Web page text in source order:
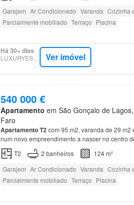
Garajem Ar Condicionado Varanda Cozinha
Parcialmente mobiliado Terraço Piscina
Há 30+ dias
LUXURYESTATE Ver imóvel
540 000 €
Apartamento em São Gonçalo de
Faro
ApartamentoT2com 95 m2, varanda de 29
num novo empreendimento a nascer no centro
T2
2 banheiros
124 m²
Garajem Ar Condicionado Varanda Cozinha
Parcialmente mobiliado Terraço Piscina